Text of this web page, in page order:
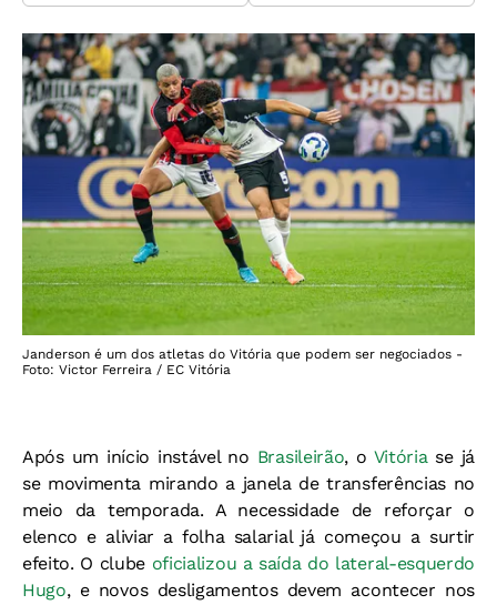
Janderson é um dos atletas do Vitória que podem ser negociados -
Foto: Victor Ferreira / EC Vitória
Após um início instável no Brasileirão, o Vitóriase já
se movimenta mirando a janela de transferências no
meio da temporada. A necessidade de reforçar o
elenco e aliviar a folha salarial já começou a surtir
efeito. O clube oficializou a saída do lateral-esquerdo
Hugo, e novos desligamentos devem acontecer nos